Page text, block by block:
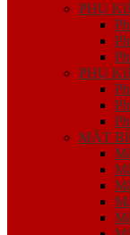
PHỤ
PHỤ
MẶT